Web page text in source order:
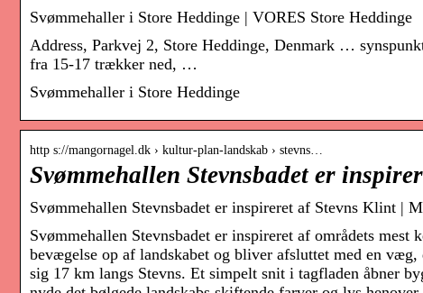
Svømmehaller i Store Heddinge | VORES Store Heddinge
Address, Parkvej 2, Store Heddinge, Denmark …
fra 15-17 trækker ned, …
Svømmehaller i Store Heddinge
http s://mangornagel.dk › kultur-plan-landskab › stevns…
Svømmehallen Stevnsbadet er
Svømmehallen Stevnsbadet er inspireret af Stevns Klint |
Svømmehallen Stevnsbadet er inspireret af områdets
bevægelse op af landskabet og bliver afsluttet med en
sig 17 km langs Stevns. Et simpelt snit i tagfladen åbner